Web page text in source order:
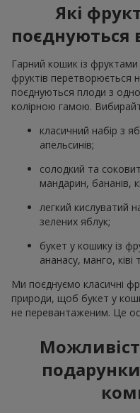
Які
Гарний кошик із
фруктів перетворюється
поєднуються плоди з
колірною гамою.
класичний набір з
апельсинів;
солодкий та
мандарин, бананів,
легкий кислуватий
зелених яблук;
букет у кошику із
ананасу, манго, ківі
Ми поєднуємо класичні
природи, щоб букет у
не перевантаженим. Це